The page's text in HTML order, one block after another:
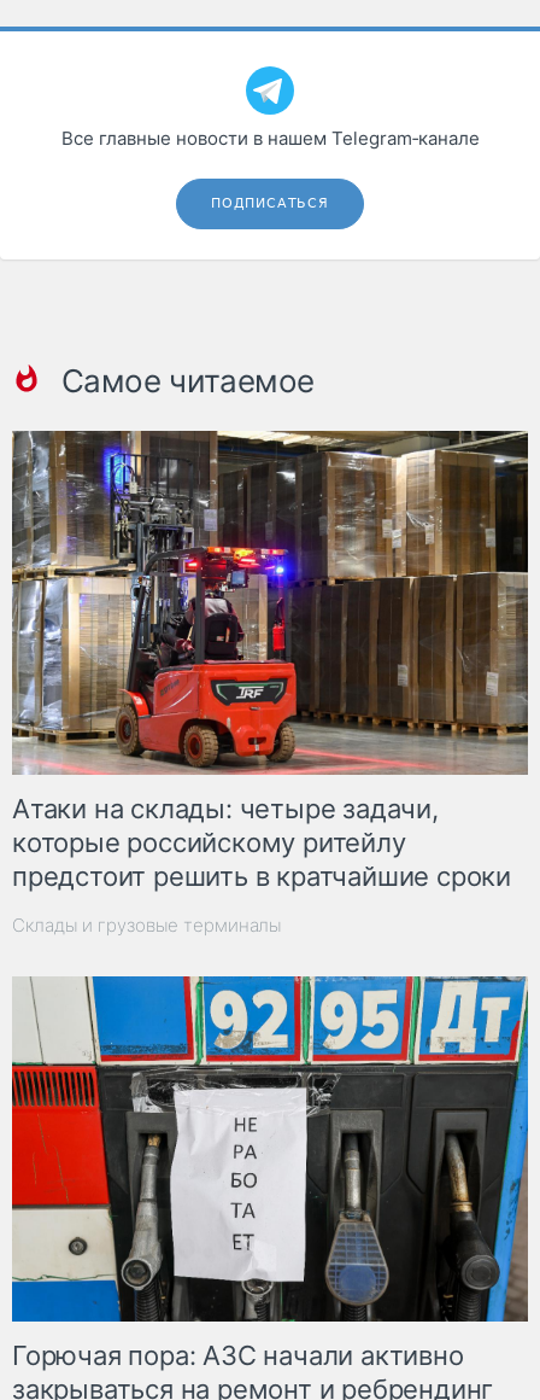
грузовые
Коммерческий
транспорт
Спецтехника
Автосервис,
запчасти, шины
Дзен
Все главные новости в нашем Telegram‑канале
ПОДПИСАТЬСЯ
Самое читаемое
Атаки на склады: четыре задачи,
которые российскому ритейлу
предстоит решить в кратчайшие сроки
Склады и грузовые терминалы
Горючая пора: АЗС начали активно
закрываться на ремонт и ребрендинг